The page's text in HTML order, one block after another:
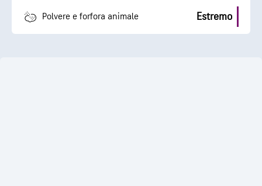
Polvere e forfora animale Estremo